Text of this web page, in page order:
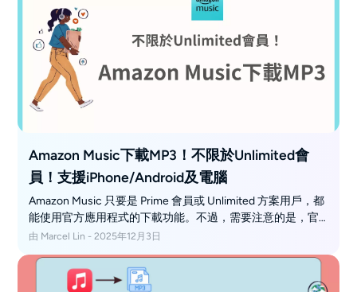
Amazon Music下載MP3！不限於Unlimited會
員！支援iPhone/Android及電腦
Amazon Music 只要是 Prime 會員或 Unlimited 方案用戶，都
能使用官方應用程式的下載功能。不過，需要注意的是，官
方下載的音樂檔案都有拷貝保護（DRM），只能在手機或電
享。如果你希望將 Amazon Music 歌曲下載成 MP3 檔案並永
久保存，建議使用 MusicFab Amazon Music 轉換軟體，輕鬆
由 Marcel Lin - 2025年12月3日